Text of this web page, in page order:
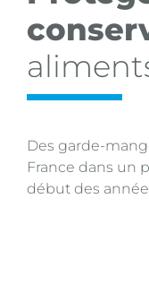
Des garde-
France dans un
début des